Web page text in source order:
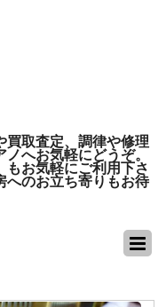
買取査定、調律や修理
へお気軽にどうぞ。
もお気軽にご利用下さ
へのお立ち寄りもお待